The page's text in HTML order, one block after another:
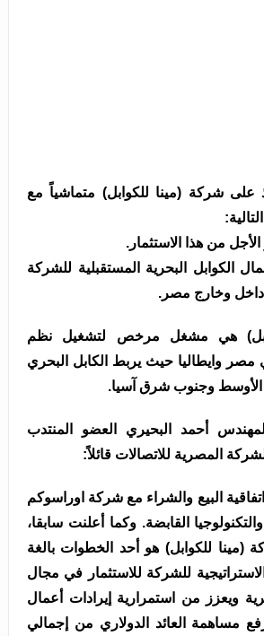
على شركة (مينا للكوابل) متماشياً مع
من هذا الاستثمار.
الكوابل البحرية المستقبلية للشركة
داخل وخارج مصر.
هي مشغل مرخص لتشغيل نظم
مصر وايطاليا حيث يربط الكابل البحري
الأوسط وجنوب شرق آسيا.
أحمد البحيري العضو المنتدب
المصرية للاتصالات قائلاً:
البيع والشراء مع شركة اوراسوكم
القابضة. وكما أعلنت سابقا،
(مينا للكوابل) هو أحد الخطوات بالغة
للشركة للاستثمار في مجال
ويعزز من استمرارية إيرادات أعمال
مساهمة العائد الدولاري من إجمالي